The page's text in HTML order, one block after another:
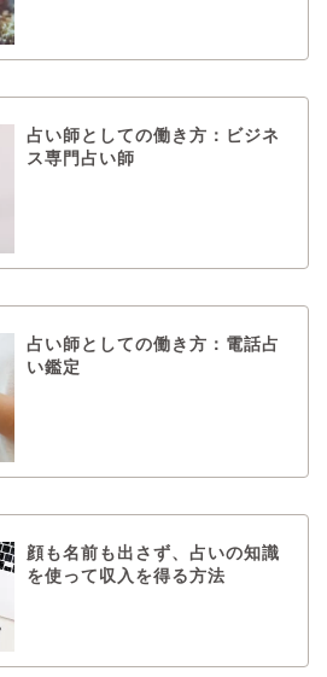
占い師としての働き方：ビジネ
ス専門占い師
占い師としての働き方：電話占
い鑑定
顔も名前も出さず、占いの知識
を使って収入を得る方法